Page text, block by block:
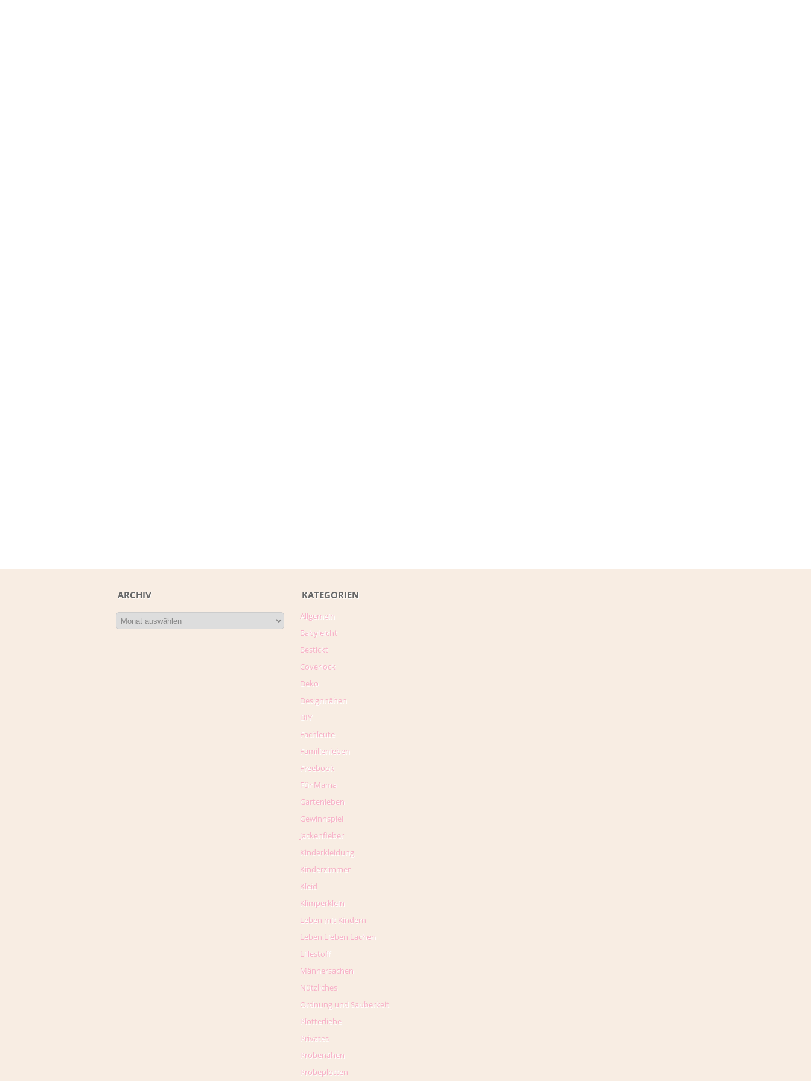
ARCHIV KATEGORIEN
Allgemein
Babyleicht
Bestickt
Coverlock
Deko
Designnähen
DIY
Fachleute
Familienleben
Freebook
Für Mama
Gartenleben
Gewinnspiel
Jackenfieber
Kinderkleidung
Kinderzimmer
Kleid
Klimperklein
Leben mit Kindern
Leben.Lieben.Lachen
Lillestoff
Männersachen
Nützliches
Ordnung und Sauberkeit
Plotterliebe
Privates
Probenähen
Probeplotten